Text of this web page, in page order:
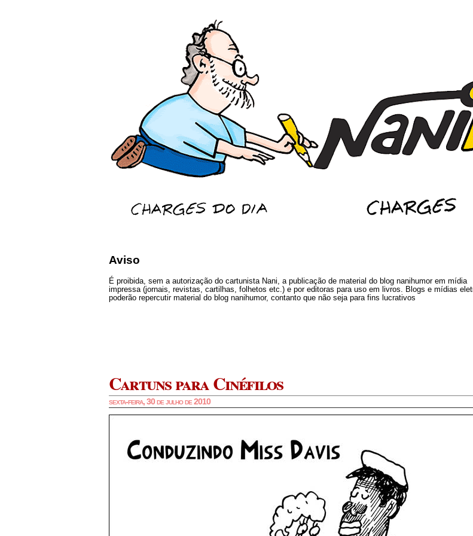
Aviso
É proibida, sem a autorização do cartunista Nani, a publicação de material do blog nanihumor em mídia
impressa (jornais, revistas, cartilhas, folhetos etc.) e por editoras para uso em livros. Blogs e mídias
poderão repercutir material do blog nanihumor, contanto que não seja para fins lucrativos
Cartuns para Cinéfilos
sexta-feira, 30 de julho de 2010